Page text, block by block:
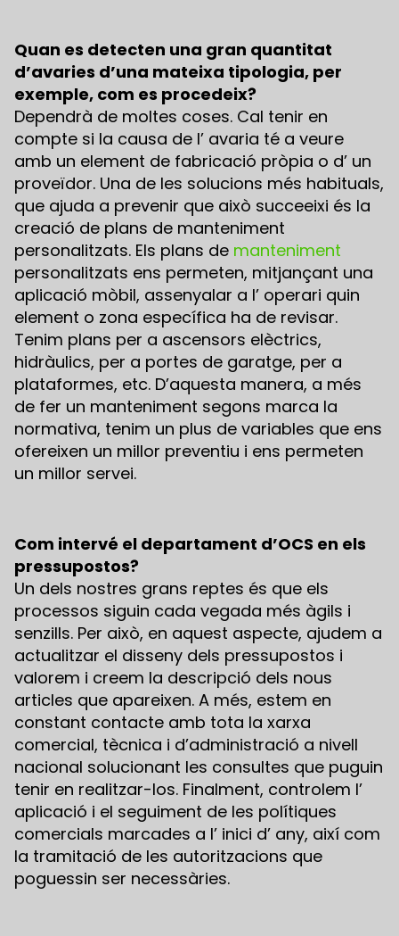
Quan es detecten una gran quantitat
d’avaries d’una mateixa tipologia, per
exemple, com es procedeix?
Dependrà de moltes coses. Cal tenir en
compte si la causa de l’ avaria té a veure
amb un element de fabricació pròpia o d’ un
proveïdor. Una de les solucions més habituals,
que ajuda a prevenir que això succeeixi és la
creació de plans de manteniment
personalitzats. Els plans de manteniment
personalitzats ens permeten, mitjançant una
aplicació mòbil, assenyalar a l’ operari quin
element o zona específica ha de revisar.
Tenim plans per a ascensors elèctrics,
hidràulics, per a portes de garatge, per a
plataformes, etc. D’aquesta manera, a més
de fer un manteniment segons marca la
normativa, tenim un plus de variables que ens
ofereixen un millor preventiu i ens permeten
un millor servei.
Com intervé el departament d’OCS en els
pressupostos?
Un dels nostres grans reptes és que els
processos siguin cada vegada més àgils i
senzills. Per això, en aquest aspecte, ajudem a
actualitzar el disseny dels pressupostos i
valorem i creem la descripció dels nous
articles que apareixen. A més, estem en
constant contacte amb tota la xarxa
comercial, tècnica i d’administració a nivell
nacional solucionant les consultes que puguin
tenir en realitzar-los. Finalment, controlem l’
aplicació i el seguiment de les polítiques
comercials marcades a l’ inici d’ any, així com
la tramitació de les autoritzacions que
poguessin ser necessàries.